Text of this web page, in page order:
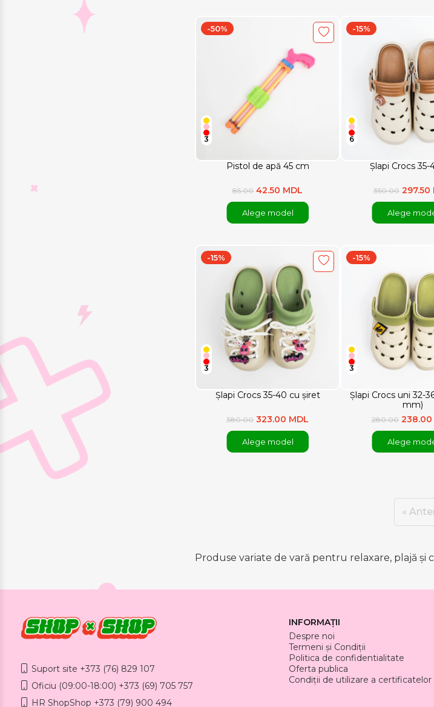
Pistol de apă 45 cm
-50%
3
85.00 42.50 MDL
Alege model
Șlapi Crocs 35-
-15%
6
350.00 297.50
Alege
Șlapi Crocs 35-40 cu șiret
-15%
3
380.00 323.00 MDL
Alege model
Șlapi Crocs uni 32-
mm)
-15%
3
280.00 238.00
Alege
«
Produse variate de vară pentru relaxare, plajă și
Suport site +373 (76) 829 107
Oficiu (09:00-18:00) +373 (69) 705 757
HR ShopShop +373 (79) 900 494
INFORMAȚII
Despre noi
Termeni și Condiții
Politica de confidentialitate
Oferta publica
Condiții de utilizare a certificatelor